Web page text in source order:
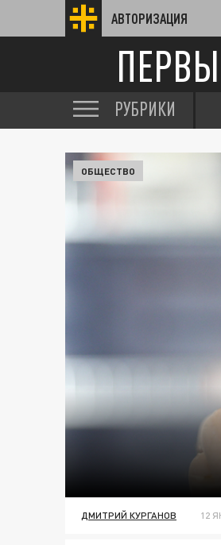
АВТОРИЗАЦИЯ
РУБРИКИ
ОБЩЕСТВО
ДМИТРИЙ КУРГАНОВ 12